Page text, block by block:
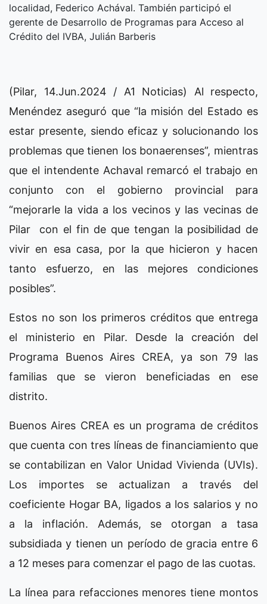
localidad, Federico Achával. También participó el
gerente de Desarrollo de Programas para Acceso al
Crédito del IVBA, Julián Barberis
(Pilar, 14.Jun.2024 / A1 Noticias) Al respecto,
Menéndez aseguró que “la misión del Estado es
estar presente, siendo eficaz y solucionando los
problemas que tienen los bonaerenses”, mientras
que el intendente Achaval remarcó el trabajo en
conjunto con el gobierno provincial para
“mejorarle la vida a los vecinos y las vecinas de
Pilar con el fin de que tengan la posibilidad de
vivir en esa casa, por la que hicieron y hacen
tanto esfuerzo, en las mejores condiciones
posibles”.
Estos no son los primeros créditos que entrega
el ministerio en Pilar. Desde la creación del
Programa Buenos Aires CREA, ya son 79 las
familias que se vieron beneficiadas en ese
distrito.
Buenos Aires CREA es un programa de créditos
que cuenta con tres líneas de financiamiento que
se contabilizan en Valor Unidad Vivienda (UVIs).
Los importes se actualizan a través del
coeficiente Hogar BA, ligados a los salarios y no
a la inflación. Además, se otorgan a tasa
subsidiada y tienen un período de gracia entre 6
a 12 meses para comenzar el pago de las cuotas.
La línea para refacciones menores tiene montos